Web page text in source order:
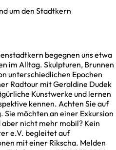
um den Stadtkern
begegnen uns etwa
im Alltag. Skulpturen, Brunnen
unterschiedlichen Epochen
Radtour mit Geraldine Dudek
Kunstwerke und lernen
kennen. Achten Sie auf
möchten an einer Exkursion
nicht mehr mobil? Kein
e.V. begleitet auf
mit einer Rikscha. Melden